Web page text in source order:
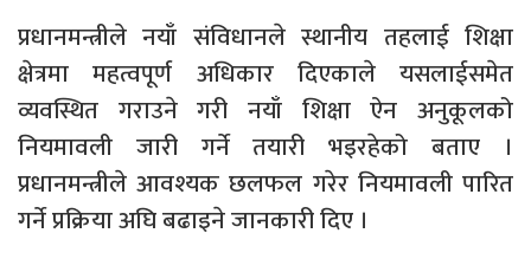
प्रधानमन्त्रीले नयाँ संविधानले स्थानीय तहलाई शिक्षा
क्षेत्रमा महत्वपूर्ण अधिकार दिएकाले यसलाईसमेत
व्यवस्थित गराउने गरी नयाँ शिक्षा ऐन अनुकूलको
नियमावली जारी गर्ने तयारी भइरहेको बताए ।
प्रधानमन्त्रीले आवश्यक छलफल गरेर नियमावली पारित
गर्ने प्रक्रिया अघि बढाइने जानकारी दिए ।